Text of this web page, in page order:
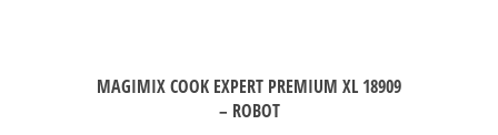
MAGIMIX COOK EXPERT PREMIUM XL 18909
– ROBOT